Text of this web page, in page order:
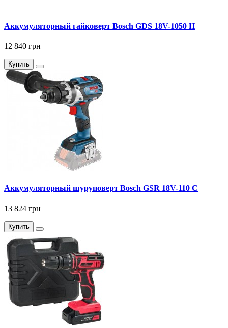
Аккумуляторный гайковерт Bosch GDS 18V-1050 H
12 840 грн
Купить
Аккумуляторный шуруповерт Bosch GSR 18V-110 C
13 824 грн
Купить